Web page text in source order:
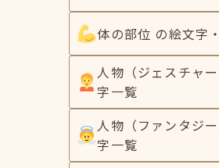
体の部位 の絵文字
人物（ジェスチャ
字一覧
人物（ファンタジ
字一覧